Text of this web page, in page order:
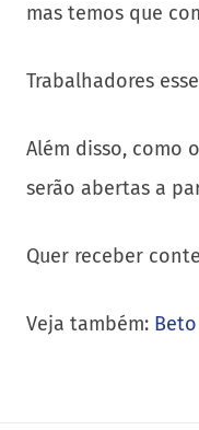
mas temos que
Trabalhadores
Além disso, como
serão abertas a
Quer receber
Veja também: